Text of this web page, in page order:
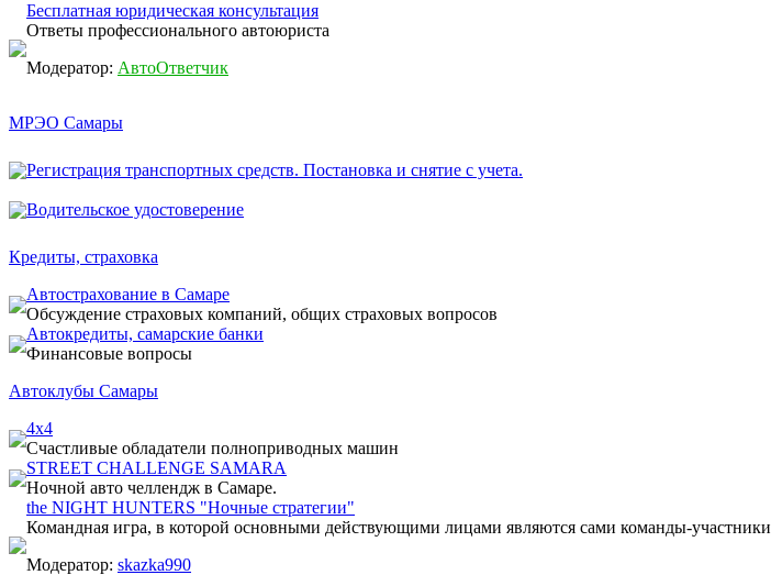
Бесплатная юридическая консультация
Ответы профессионального автоюриста
Модератор: АвтоОтветчик
МРЭО Самары
Регистрация транспортных средств. Постановка и снятие с учета.
Водительское удостоверение
Кредиты, страховка
Автострахование в Самаре
Обсуждение страховых компаний, общих страховых вопросов
Автокредиты, самарские банки
Финансовые вопросы
Автоклубы Самары
4х4
Счастливые обладатели полноприводных машин
STREET CHALLENGE SAMARA
Ночной авто челлендж в Самаре.
the NIGHT HUNTERS "Ночные стратегии"
Командная игра, в которой основными действующими лицами являются сами команды-участники
Модератор: skazka990